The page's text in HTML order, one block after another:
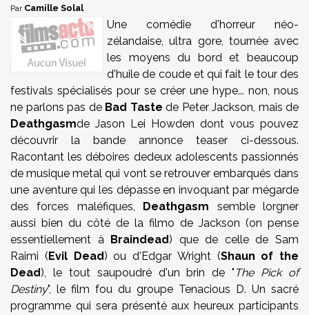
Par Camille Solal
Une comédie d'horreur néo-
zélandaise, ultra gore, tournée avec
les moyens du bord et beaucoup
d'huile de coude et qui fait le tour des
festivals spécialisés pour se créer une hype... non, nous
ne parlons pas de Bad Taste de Peter Jackson, mais de
Deathgasmde Jason Lei Howden dont vous pouvez
découvrir la bande annonce teaser ci-dessous.
Racontant les déboires dedeux adolescents passionnés
de musique metal qui vont se retrouver embarqués dans
une aventure qui les dépasse en invoquant par mégarde
des forces maléfiques, Deathgasm semble lorgner
aussi bien du côté de la filmo de Jackson (on pense
essentiellement à Braindead) que de celle de Sam
Raimi (Evil Dead) ou d'Edgar Wright (Shaun of the
Dead), le tout saupoudré d'un brin de " The Pick of
Destiny", le film fou du groupe Tenacious D. Un sacré
programme qui sera présenté aux heureux participants